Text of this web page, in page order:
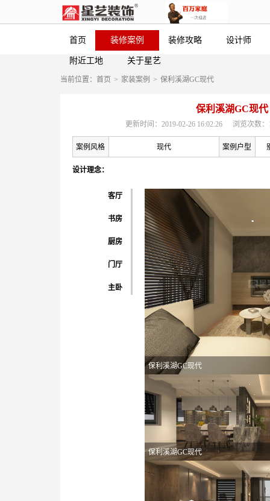
首页 装修案例 装修攻略 设计师
附近工地 关于星艺
当前位置： 首页 > 家装案例 > 保利溪湖GC现代
保利溪湖GC现代
更新时间：2019-02-26 16:02:26 浏览次数：
案例风格 现代 案例户型
设计理念：
客厅
书房
厨房
门厅
主卧
保利溪湖GC现代
保利溪湖GC现代